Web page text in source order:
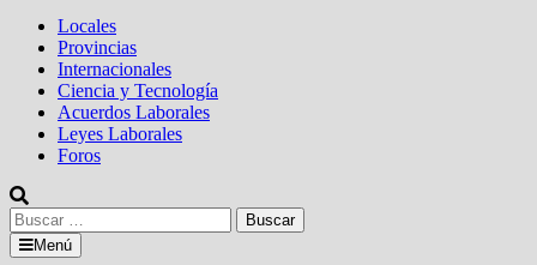
Locales
Provincias
Internacionales
Ciencia y Tecnología
Acuerdos Laborales
Leyes Laborales
Foros
Buscar:
Menú